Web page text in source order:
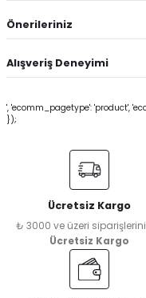
Önerileriniz
Alışveriş Deneyimi
', 'ecomm_pagetype': 'product',
});
Ücretsiz Kargo
₺ 3000 ve üzeri
Ücretsiz Kargo